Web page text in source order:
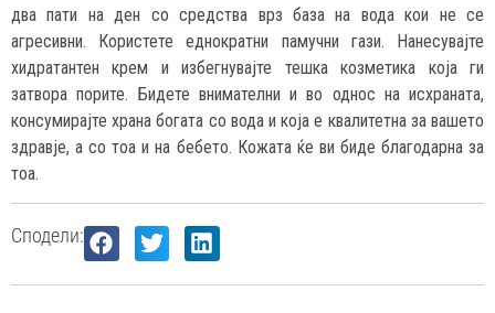
два пати на ден со средства врз база на вода кои не се
агресивни. Користете еднократни памучни гази. Нанесувајте
хидратантен крем и избегнувајте тешка козметика која ги
затвора порите. Бидете внимателни и во однос на исхраната,
консумирајте храна богата со вода и која е квалитетна за вашето
здравје, а со тоа и на бебето. Кожата ќе ви биде благодарна за
тоа.
Сподели: